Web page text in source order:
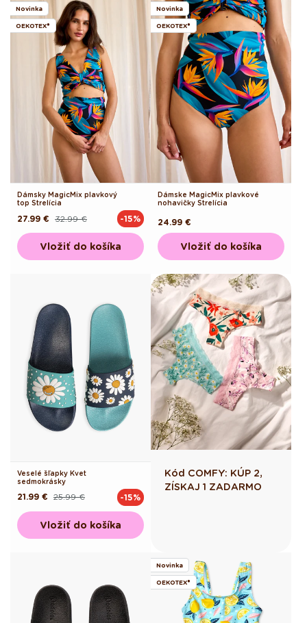
Novinka
OEKOTEX®
Dámsky MagicMix plavkový
top Strelícia
Pôvodná32.99 €
Akciová
27.99 € -15%
Vložiť do košíka
Novinka
OEKOTEX®
Dámske MagicMix plavkové
nohavičky Strelícia
Pôvodná
cena
24.99 €
Vložiť do košíka
Veselé šľapky Kvet
sedmokrásky
Pôvodná25.99 €
Akciová
21.99 € -15%
Vložiť do košíka
Kód COMFY: KÚP 2,
ZÍSKAJ 1 ZADARMO
Novinka
OEKOTEX®